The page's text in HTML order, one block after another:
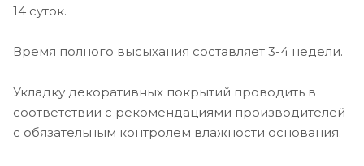
14 суток.
Время полного высыхания составляет 3-4 недели.
Укладку декоративных покрытий проводить в
соответствии с рекомендациями производителей
с обязательным контролем влажности основания.